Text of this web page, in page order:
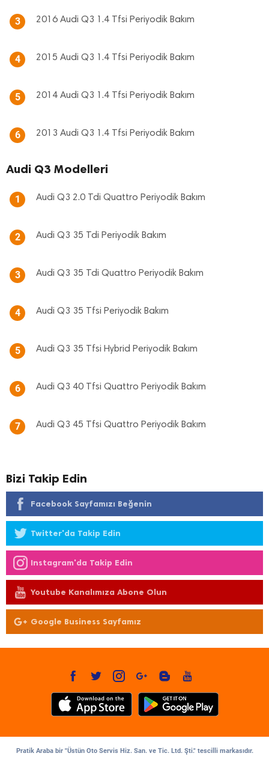
3 2016 Audi Q3 1.4 Tfsi Periyodik Bakım
4 2015 Audi Q3 1.4 Tfsi Periyodik Bakım
5 2014 Audi Q3 1.4 Tfsi Periyodik Bakım
6 2013 Audi Q3 1.4 Tfsi Periyodik Bakım
Audi Q3 Modelleri
1 Audi Q3 2.0 Tdi Quattro Periyodik Bakım
2 Audi Q3 35 Tdi Periyodik Bakım
3 Audi Q3 35 Tdi Quattro Periyodik Bakım
4 Audi Q3 35 Tfsi Periyodik Bakım
5 Audi Q3 35 Tfsi Hybrid Periyodik Bakım
6 Audi Q3 40 Tfsi Quattro Periyodik Bakım
7 Audi Q3 45 Tfsi Quattro Periyodik Bakım
Bizi Takip Edin
Facebook Sayfamızı Beğenin
Twitter'da Takip Edin
Instagram'da Takip Edin
Youtube Kanalımıza Abone Olun
Google Business Sayfamız
Pratik Araba bir "Üstün Oto Servis Hiz. San. ve Tic. Ltd. Şti." tescilli markasıdır.